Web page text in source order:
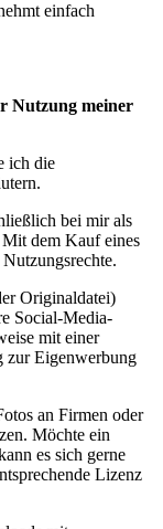
einfach
Nutzung meiner
ich die
bei mir als
dem Kauf eines
Originaldatei)
Social-Media-
mit einer
zur Eigenwerbung
an Firmen oder
Möchte ein
es sich gerne
Lizenz